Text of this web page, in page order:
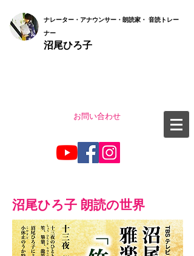
ナレーター・アナウンサー・朗読家・ 音読トレー
ナー
沼尾ひろ子
お問い合わせ
沼尾ひろ子 朗読の世界